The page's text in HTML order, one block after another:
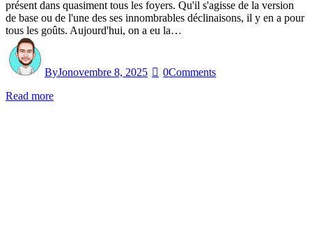
présent dans quasiment tous les foyers. Qu'il s'agisse de la version
de base ou de l'une des ses innombrables déclinaisons, il y en a pour
tous les goûts. Aujourd'hui, on a eu la…
ByJonovembre 8, 2025 0Comments
Read more